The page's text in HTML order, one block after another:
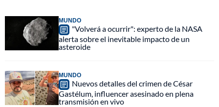
MUNDO
"Volverá a ocurrir": experto de la NASA
alerta sobre el inevitable impacto de un
asteroide
MUNDO
Nuevos detalles del crimen de César
Gastélum, influencer asesinado en plena
transmisión en vivo